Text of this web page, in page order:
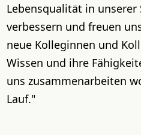
Lebensqualität in unserer
verbessern und freuen
neue Kolleginnen und
Wissen und ihre
uns zusammenarbeiten
Lauf."